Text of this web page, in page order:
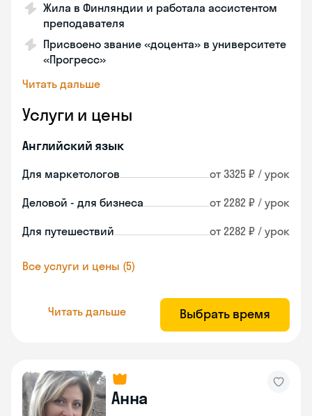
Жила в Финляндии и работала ассистентом
преподавателя
Присвоено звание «доцента» в университете
«Прогресс»
Читать дальше
Услуги и цены
Английский язык
Для маркетологов от 3325 ₽ / урок
Деловой - для бизнеса от 2282 ₽ / урок
Для путешествий от 2282 ₽ / урок
Все услуги и цены (5)
Читать дальше Выбрать время
Анна